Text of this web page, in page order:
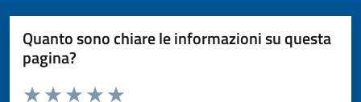
Quanto sono chiare le informazioni su questa
pagina?
Valuta da 1 a 5 stelle la pagina